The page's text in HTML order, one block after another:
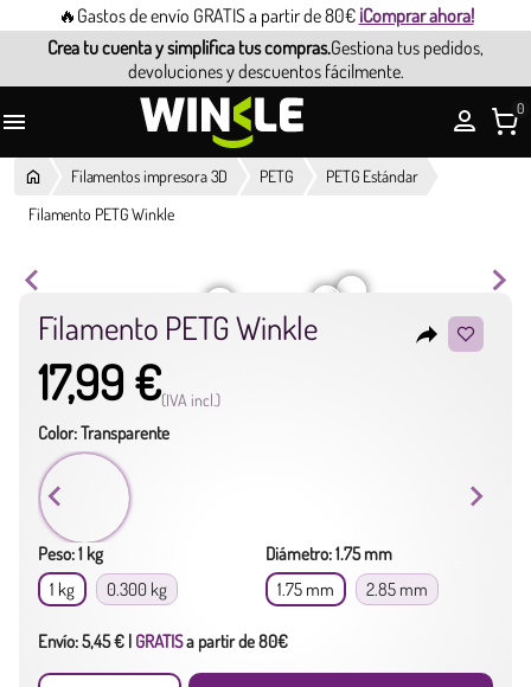
🔥Gastos de envío GRATIS a partir de 80€ ¡Comprar ahora!
Crea tu cuenta y simplifica tus compras.Gestiona tus pedidos,
devoluciones y descuentos fácilmente.
 0
Filamentos impresora 3D PETG
PETG Estándar
Filamento PETG Winkle
Filamento PETG Winkle reply
17,99 €(IVA incl.)
Color: Transparente
Peso: 1 kg
1 kg
0.300 kg
Diámetro: 1.75 mm
1.75 mm
2.85 mm
Envío: 5,45 € | GRATISa partir de 80€